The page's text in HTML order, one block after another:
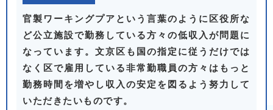
官製ワーキングプアという言葉のように区役所な
ど公立施設で勤務している方々の低収入が問題に
なっています。文京区も国の指定に従うだけでは
なく区で雇用している非常勤職員の方々はもっと
勤務時間を増やし収入の安定を図るよう努力して
いただきたいものです。